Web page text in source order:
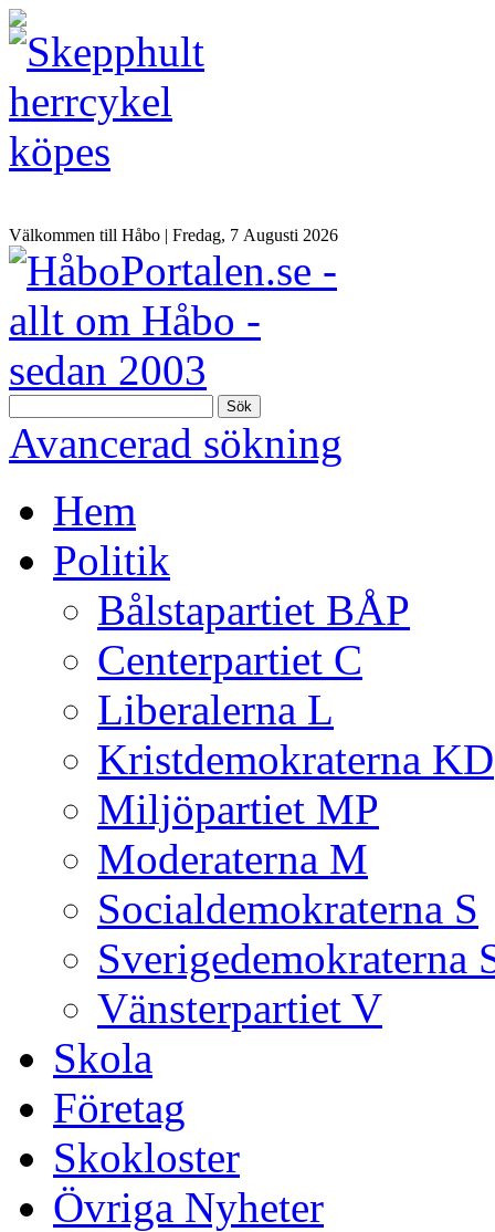
Välkommen till Håbo | Fredag, 7 Αugusti 2026
Sök
Avancerad sökning
Hem
Politik
Bålstapartiet BÅP
Centerpartiet C
Liberalerna L
Kristdemokraterna KD
Miljöpartiet MP
Moderaterna M
Socialdemokraterna S
Sverigedemokraterna
Vänsterpartiet V
Skola
Företag
Skokloster
Övriga Nyheter